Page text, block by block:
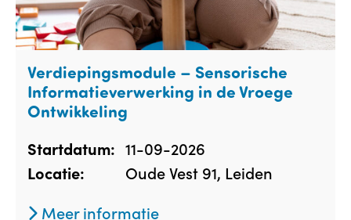
Verdiepingsmodule – Sensorische
Informatieverwerking in de Vroege
Ontwikkeling
Startdatum: 11-09-2026
Locatie:
Oude Vest 91, Leiden
Meer informatie